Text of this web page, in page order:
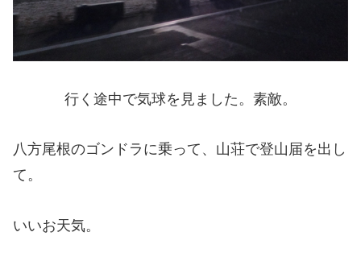
行く途中で気球を見ました。素敵。
八方尾根のゴンドラに乗って、山荘で登山届を出し
て。
いいお天気。